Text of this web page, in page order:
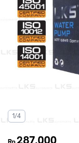
1/4
287.000